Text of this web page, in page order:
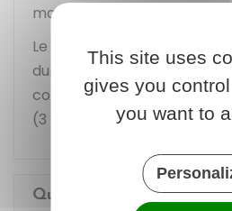
maximum.
Le contrat peut être
durée de renouvellement
contrat initial ne peuvent
(3 ans).
Quelle est la nature du
This site uses
gives you
you want to